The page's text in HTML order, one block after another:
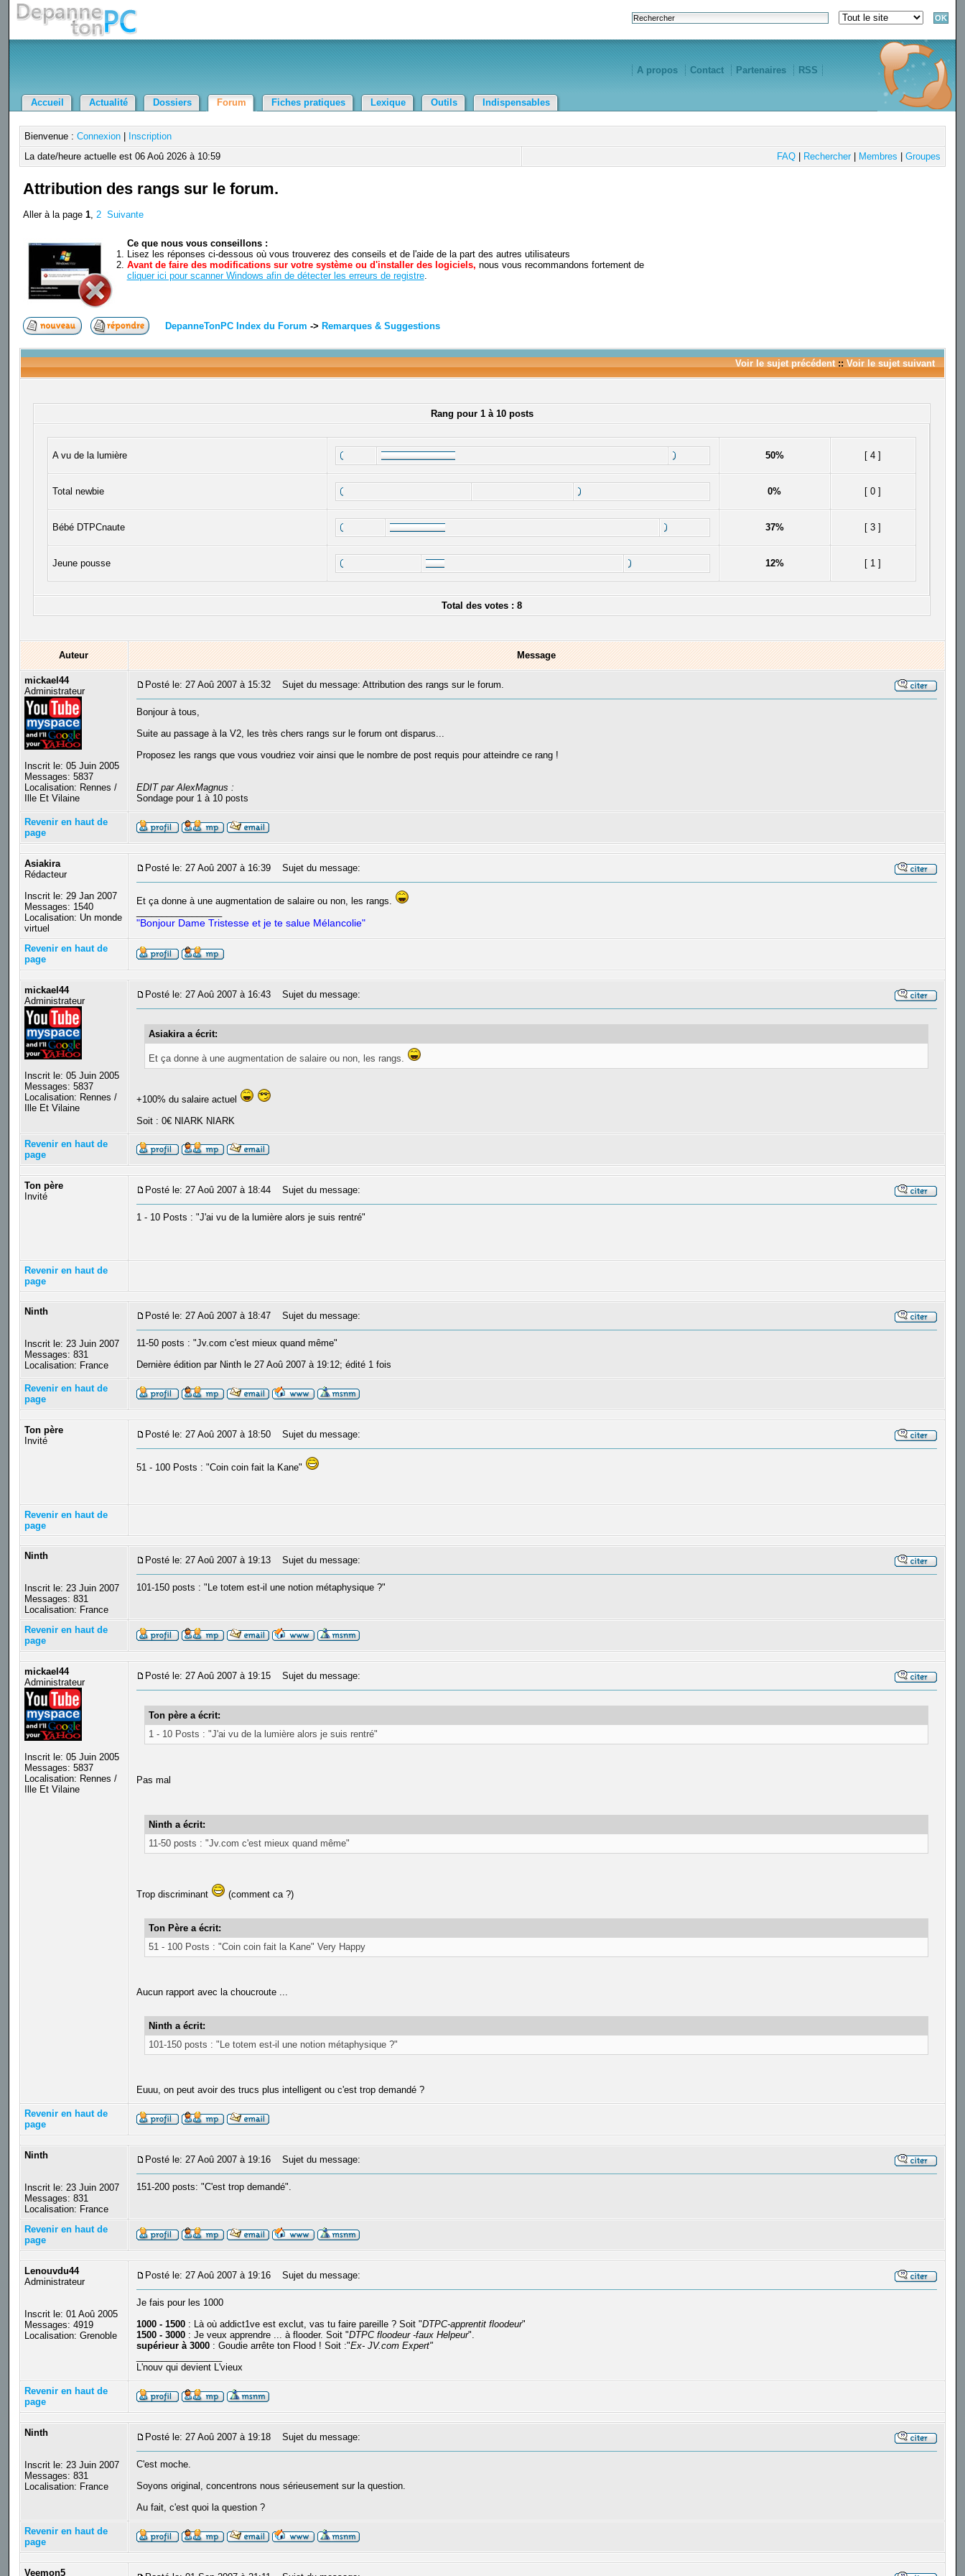
A propos Contact Partenaires RSS
Accueil Actualité Dossiers Forum Fiches pratiques Lexique Outils Indispensables
Bienvenue : Connexion|
Inscription
La date/heure actuelle est 06 Aoû 2026 à 10:59
FAQ| Rechercher| Membres Groupes
Attribution des rangs sur le forum.
Aller à la page 1, 2 Suivante
Ce que nous vous conseillons :
Lisez les réponses ci-dessous où vous trouverez des conseils et de l'aide de la part des autres utilisateurs
Avant de faire des modifications sur votre système ou d'installer des logiciels, nous vous recommandons fortement de
cliquer ici pour scanner Windows afin de détecter les erreurs de registre.
DepanneTonPC Index du Forum -> Remarques & Suggestions
Voir le sujet précédent:: Voir le sujet suivant
Rang pour 1 à 10 posts
A vu de la lumière 50% [ 4 ]
Total newbie 0% [ 0 ]
Bébé DTPCnaute 37% [ 3 ]
Jeune pousse 12% [ 1 ]
Total des votes : 8
Auteur Message
mickael44
Administrateur
Inscrit le: 05 Juin 2005
Messages: 5837
Localisation: Rennes /
Ille Et Vilaine
Posté le: 27 Aoû 2007 à 15:32 Sujet du message: Attribution des rangs sur le forum.
Bonjour à tous,
Suite au passage à la V2, les très chers rangs sur le forum ont disparus...
Proposez les rangs que vous voudriez voir ainsi que le nombre de post requis pour atteindre ce rang !
EDIT par AlexMagnus :
Sondage pour 1 à 10 posts
Revenir en haut de
page
Asiakira
Rédacteur
Inscrit le: 29 Jan 2007
Messages: 1540
Localisation: Un monde
virtuel
Posté le: 27 Aoû 2007 à 16:39 Sujet du message:
Et ça donne à une augmentation de salaire ou non, les rangs.
"Bonjour Dame Tristesse et je te salue Mélancolie"
Revenir en haut de
page
mickael44
Administrateur
Inscrit le: 05 Juin 2005
Messages: 5837
Localisation: Rennes /
Ille Et Vilaine
Posté le: 27 Aoû 2007 à 16:43 Sujet du message:
Asiakira a écrit:
Et ça donne à une augmentation de salaire ou non, les rangs.
+100% du salaire actuel
Soit : 0€ NIARK NIARK
Revenir en haut de
page
Ton père
Invité
Posté le: 27 Aoû 2007 à 18:44 Sujet du message:
1 - 10 Posts : "J'ai vu de la lumière alors je suis rentré"
Revenir en haut de
page
Ninth
Inscrit le: 23 Juin 2007
Messages: 831
Localisation: France
Posté le: 27 Aoû 2007 à 18:47 Sujet du message:
11-50 posts : "Jv.com c'est mieux quand même"
Dernière édition par Ninth le 27 Aoû 2007 à 19:12; édité 1 fois
Revenir en haut de
page
Ton père
Invité
Posté le: 27 Aoû 2007 à 18:50 Sujet du message:
51 - 100 Posts : "Coin coin fait la Kane"
Revenir en haut de
page
Ninth
Inscrit le: 23 Juin 2007
Messages: 831
Localisation: France
Posté le: 27 Aoû 2007 à 19:13 Sujet du message:
101-150 posts : "Le totem est-il une notion métaphysique ?"
Revenir en haut de
page
mickael44
Administrateur
Inscrit le: 05 Juin 2005
Messages: 5837
Localisation: Rennes /
Ille Et Vilaine
Posté le: 27 Aoû 2007 à 19:15 Sujet du message:
Ton père a écrit:
1 - 10 Posts : "J'ai vu de la lumière alors je suis rentré"
Pas mal
Ninth a écrit:
11-50 posts : "Jv.com c'est mieux quand même"
Trop discriminant (comment ca ?)
Ton Père a écrit:
51 - 100 Posts : "Coin coin fait la Kane" Very Happy
Aucun rapport avec la choucroute ...
Ninth a écrit:
101-150 posts : "Le totem est-il une notion métaphysique ?"
Euuu, on peut avoir des trucs plus intelligent ou c'est trop demandé ?
Revenir en haut de
page
Ninth
Inscrit le: 23 Juin 2007
Messages: 831
Localisation: France
Posté le: 27 Aoû 2007 à 19:16 Sujet du message:
151-200 posts: "C'est trop demandé".
Revenir en haut de
page
Lenouvdu44
Administrateur
Inscrit le: 01 Aoû 2005
Messages: 4919
Localisation: Grenoble
Posté le: 27 Aoû 2007 à 19:16 Sujet du message:
Je fais pour les 1000
1000 - 1500: Là où addict1ve est exclut, vas tu faire pareille ? Soit "DTPC-apprentit floodeur"
1500 - 3000: Je veux apprendre ... à flooder. Soit "DTPC floodeur -faux Helpeur".
supérieur à 3000: Goudie arrête ton Flood ! Soit :"Ex- JV.com Expert"
L'nouv qui devient L'vieux
Revenir en haut de
page
Ninth
Inscrit le: 23 Juin 2007
Messages: 831
Localisation: France
Posté le: 27 Aoû 2007 à 19:18 Sujet du message:
C'est moche.
Soyons original, concentrons nous sérieusement sur la question.
Au fait, c'est quoi la question ?
Revenir en haut de
page
Veemon5